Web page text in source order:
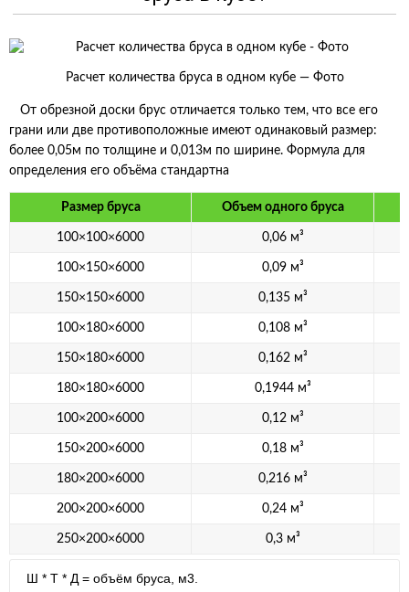
Расчет количества бруса в одном кубе — Фото
От обрезной доски брус отличается только тем, что все его
грани или две противоположные имеют одинаковый размер:
более 0,05м по толщине и 0,013м по ширине. Формула для
определения его объёма стандартна
Размер бруса Объем одного бруса
100×100×6000 0,06 м³
100×150×6000 0,09 м³
150×150×6000 0,135 м³
100×180×6000 0,108 м³
150×180×6000 0,162 м³
180×180×6000 0,1944 м³
100×200×6000 0,12 м³
150×200×6000 0,18 м³
180×200×6000 0,216 м³
200×200×6000 0,24 м³
250×200×6000 0,3 м³
Ш * Т * Д = объём бруса, м3.